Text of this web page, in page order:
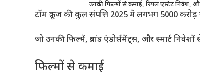
उनकी फिल्मों से कमाई, रियल एस्टेट निवेश,
टॉम क्रूज की कुल संपत्ति 2025 में लगभग 5000
जो उनकी फिल्में, ब्रांड एंडोर्समेंट्स, और स्मार्ट
फिल्मों से कमाई